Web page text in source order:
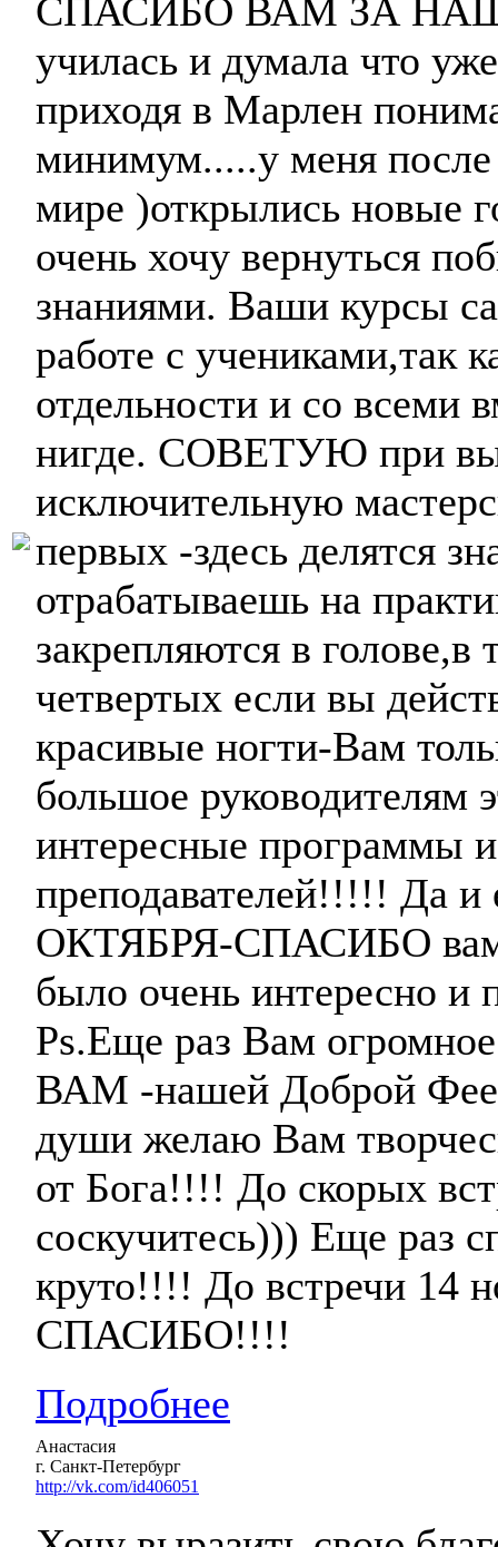
СПАСИБО ВАМ ЗА НАШ
училась и думала что
приходя в Марлен
минимум.....у меня
мире )открылись новые
очень хочу вернуться
знаниями. Ваши курсы
работе с учениками,так
отдельности и со всеми
нигде. СОВЕТУЮ при
исключительную
первых -здесь делятся
отрабатываешь на
закрепляются в голове,в
четвертых если вы
красивые ногти-Вам
большое руководителям
интересные программы
преподавателей!!!!! Да и
ОКТЯБРЯ-СПАСИБО вам
было очень интересно и
Ps.Еще раз Вам
ВАМ -нашей Доброй Фее
души желаю Вам
от Бога!!!! До скорых
соскучитесь))) Еще раз
круто!!!! До встречи 14
СПАСИБО!!!!
Подробнее
Анастасия
г. Санкт-Петербург
http://vk.com/id406051